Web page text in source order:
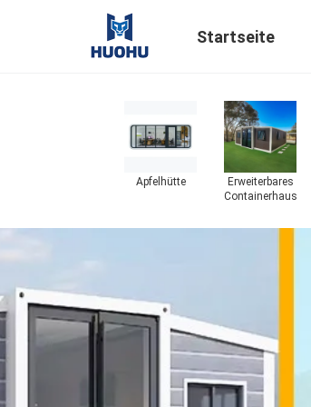
Startseite
Apfelhütte
Erweiterbares
Containerhaus